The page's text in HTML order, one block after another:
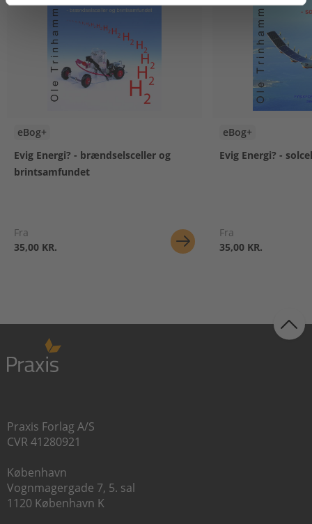
eBog+
Evig Energi? - brændselsceller og
brintsamfundet
Fra
35,00 KR.
eBog+
Evig Energi? -
Fra
35,00 KR.
Praxis Forlag A/S
CVR 41280921
København
Vognmagergade 7, 5. sal
1120 København K